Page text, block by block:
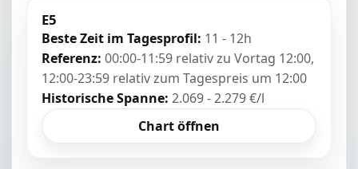
E5
Beste Zeit im Tagesprofil: 11 - 12h
Referenz: 00:00-11:59 relativ zu Vortag 12:00,
12:00-23:59 relativ zum Tagespreis um 12:00
Historische Spanne: 2.069 - 2.279 €/l
Chart öffnen